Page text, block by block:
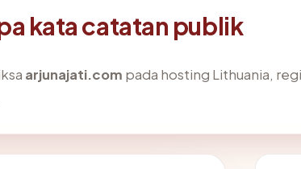
kata catatan publik
arjunajati.com pada hosting Lithuania,